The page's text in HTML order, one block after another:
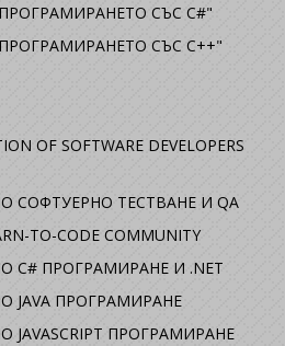
СЪС C#"
СЪС C++"
OF SOFTWARE DEVELOPERS
СОФТУЕРНО ТЕСТВАНЕ И QA
TO-CODE COMMUNITY
C# ПРОГРАМИРАНЕ И .NET
JAVA ПРОГРАМИРАНЕ
ПРОГРАМИРАНЕ